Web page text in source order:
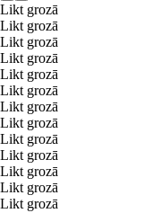
Likt grozā
Likt grozā
Likt grozā
Likt grozā
Likt grozā
Likt grozā
Likt grozā
Likt grozā
Likt grozā
Likt grozā
Likt grozā
Likt grozā
Likt grozā